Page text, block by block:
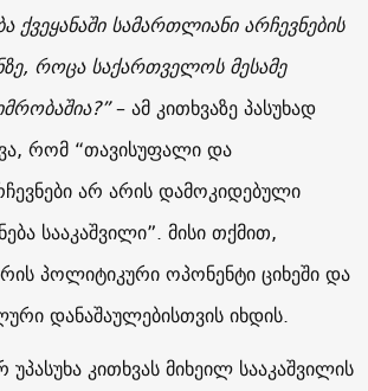
ქვეყანაში სამართლიანი არჩევნების
როცა საქართველოს მესამე
– ამ კითხვაზე პასუხად
რომ “თავისუფალი და
არ არის დამოკიდებული
სააკაშვილი”. მისი თქმით,
პოლიტიკური ოპონენტი ციხეში და
დანაშაულებისთვის იხდის.
კითხვას მიხეილ სააკაშვილის